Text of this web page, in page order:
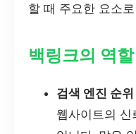
할 때 주요한 요소
백링크의 역할
검색 엔진 순
웹사이트의